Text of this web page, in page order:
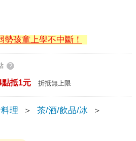
孩童上學不中斷！
?
點抵1元 折抵無上限
理 ＞ 茶/酒/飲品/冰
＞